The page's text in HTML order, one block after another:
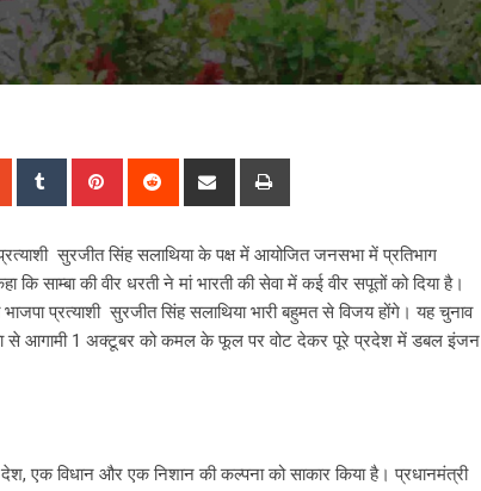
StumbleUpon
Tumblr Pinterest Reddit
Share
सुरजीत सिंह सलाथिया के पक्ष में आयोजित जनसभा में प्रतिभाग
साम्बा की वीर धरती ने मां भारती की सेवा में कई वीर सपूतों को दिया है।
प्रत्याशी सुरजीत सिंह सलाथिया भारी बहुमत से विजय होंगे। यह चुनाव
से आगामी 1 अक्टूबर को कमल के फूल पर वोट देकर पूरे प्रदेश में डबल इंजन
एक विधान और एक निशान की कल्पना को साकार किया है। प्रधानमंत्री